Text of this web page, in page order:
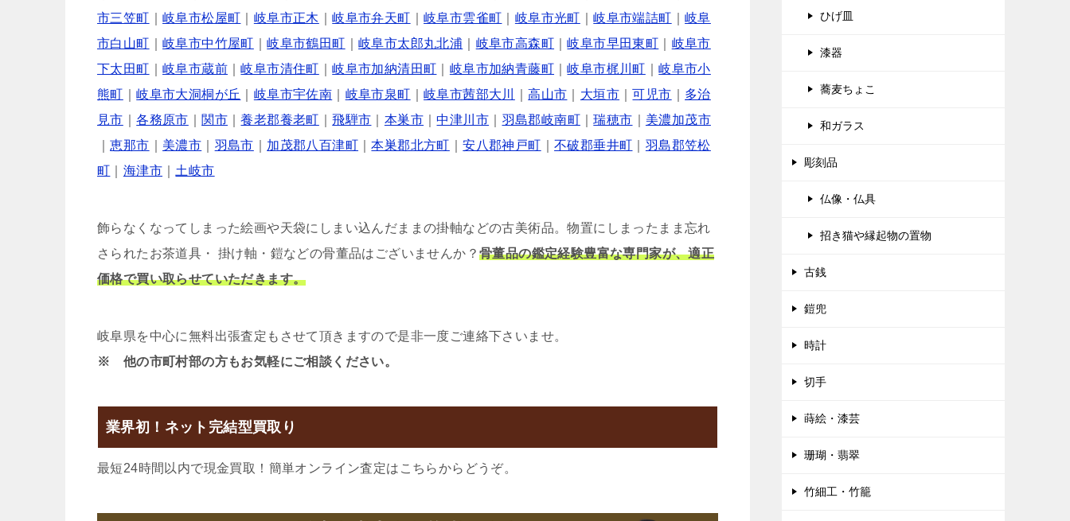
市三笠町 ｜岐阜市松屋町 岐阜市正木 ｜岐阜市弁天町 ｜岐阜市雲雀町 岐阜市光町 ｜岐阜市端詰町 ｜岐阜
市白山町 ｜岐阜市中竹屋町 ｜岐阜市鶴田町 ｜岐阜市太郎丸北浦 岐阜市高森町 ｜岐阜市早田東町
岐阜市
下太田町 ｜岐阜市蔵前 ｜岐阜市清住町 ｜岐阜市加納清田町 岐阜市加納青藤町 ｜岐阜市梶川町 ｜岐阜市小
熊町 ｜岐阜市大洞桐が丘 岐阜市宇佐南 岐阜市泉町 ｜岐阜市茜部大川 ｜高山市 大垣市 ｜可児市
多治
見市 ｜各務原市 関市 ｜養老郡養老町 ｜飛騨市 本巣市 ｜中津川市 羽島郡岐南町｜瑞穂市
美濃加茂市
｜恵那市 美濃市 羽島市 加茂郡八百津町 ｜本巣郡北方町 ｜安八郡神戸町 ｜不破郡垂井町
羽島郡笠松
町
海津市 土岐市
飾らなくなってしまった絵画や天袋にしまい込んだままの掛軸などの古美術品。物置にしまったまま忘れ
さられたお茶道具・ 掛け軸・鎧などの骨董品はございませんか？ 骨董品の鑑定経験豊富な専門家が、適正
価格で買い取らせていただきます。
岐阜県を中心に無料出張査定もさせて頂きますので是非一度ご連絡下さいませ。
※ 他の市町村部の方もお気軽にご相談ください。
業界初！ネット完結型買取り
最短24時間以内で現金買取！簡単オンライン査定はこちらからどうぞ。
ひげ皿
漆器
蕎麦ちょこ
和ガラス
彫刻品
仏像・仏具
招き猫や縁起物の置物
古銭
鎧兜
時計
切手
蒔絵・漆芸
珊瑚・翡翠
竹細工・竹籠